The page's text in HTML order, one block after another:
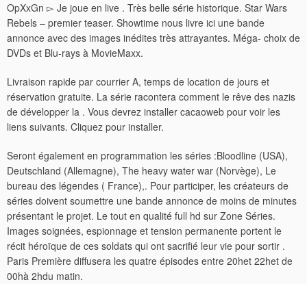
OpXxGn ▻ Je joue en live . Très belle série historique. Star Wars
Rebels – premier teaser. Showtime nous livre ici une bande
annonce avec des images inédites très attrayantes. Méga- choix de
DVDs et Blu-rays à MovieMaxx.
Livraison rapide par courrier A, temps de location de jours et
réservation gratuite. La série racontera comment le rêve des nazis
de développer la . Vous devrez installer cacaoweb pour voir les
liens suivants. Cliquez pour installer.
Seront également en programmation les séries :Bloodline (USA),
Deutschland (Allemagne), The heavy water war (Norvège), Le
bureau des légendes ( France),. Pour participer, les créateurs de
séries doivent soumettre une bande annonce de moins de minutes
présentant le projet. Le tout en qualité full hd sur Zone Séries.
Images soignées, espionnage et tension permanente portent le
récit héroïque de ces soldats qui ont sacrifié leur vie pour sortir .
Paris Première diffusera les quatre épisodes entre 20het 22het de
00hà 2hdu matin.